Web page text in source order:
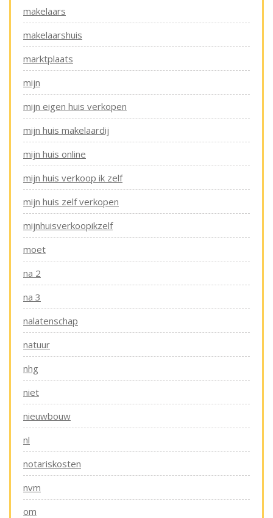
makelaars
makelaarshuis
marktplaats
mijn
mijn eigen huis verkopen
mijn huis makelaardij
mijn huis online
mijn huis verkoop ik zelf
mijn huis zelf verkopen
mijnhuisverkoopikzelf
moet
na 2
na 3
nalatenschap
natuur
nhg
niet
nieuwbouw
nl
notariskosten
nvm
om